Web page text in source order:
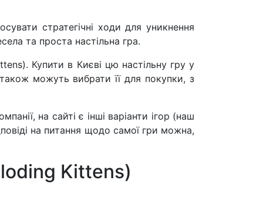
стратегічні ходи для уникнення
та проста настільна гра.
Купити в Києві цю настільну гру у
можуть вибрати її для покупки, з
на сайті є інші варіанти ігор (наш
на питання щодо самої гри можна,
Kittens)